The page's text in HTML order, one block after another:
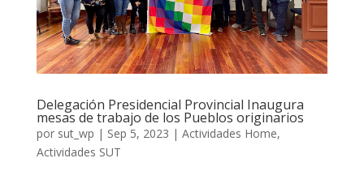
Delegación Presidencial Provincial Inaugura
mesas de trabajo de los Pueblos originarios
por sut_wp | Sep 5, 2023 | Actividades Home,
Actividades SUT